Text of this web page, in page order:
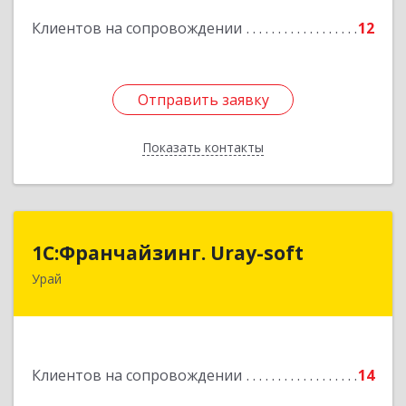
Клиентов на сопровождении 12
Отправить заявку
Показать контакты
Отправить заявку
Назад
1С:Франчайзинг. Uray-soft
Урай
Клиентов на сопровождении 14
1С:Франчайзинг. Uray-soft
628284, Ханты-Мансийский Автономный округ